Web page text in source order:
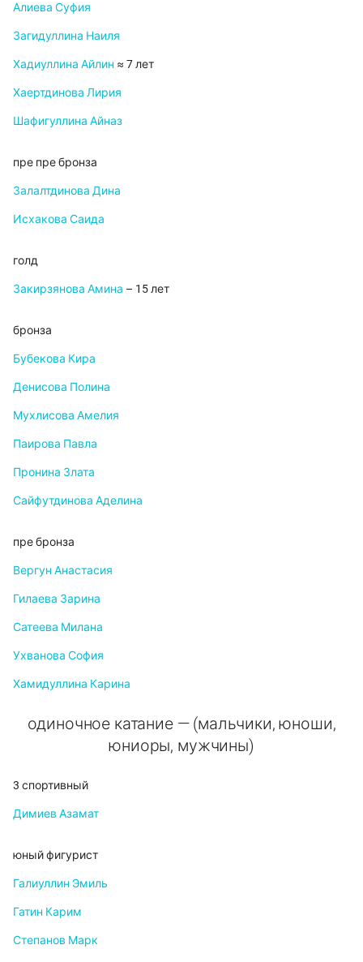
Алиева Суфия
Загидуллина Наиля
Хадиуллина Айлин ≈ 7 лет
Хаертдинова Лирия
Шафигуллина Айназ
пре пре бронза
Залалтдинова Дина
Исхакова Саида
голд
Закирзянова Амина – 15 лет
бронза
Бубекова Кира
Денисова Полина
Мухлисова Амелия
Паирова Павла
Пронина Злата
Сайфутдинова Аделина
пре бронза
Вергун Анастасия
Гилаева Зарина
Сатеева Милана
Ухванова София
Хамидуллина Карина
одиночное катание — (мальчики, юноши,
юниоры, мужчины)
3 спортивный
Димиев Азамат
юный фигурист
Галиуллин Эмиль
Гатин Карим
Степанов Марк